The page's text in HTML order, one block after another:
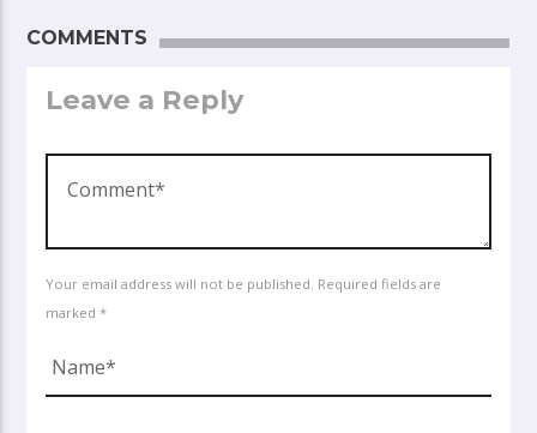
COMMENTS
Leave a Reply
Your email address will not be published. Required fields are
marked *